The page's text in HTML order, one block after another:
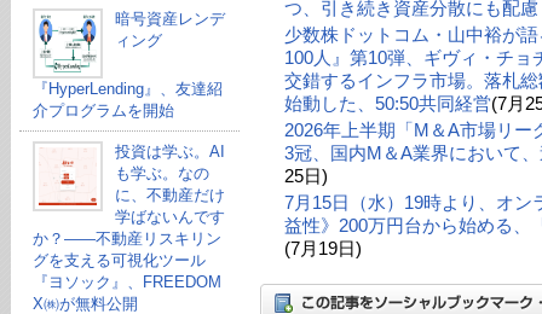
暗号資産レンデ
ィング
『HyperLending』、友達紹
介プログラムを開始
投資は学ぶ。AI
も学ぶ。なの
に、不動産だけ
学ばないんです
か？——不動産リスキリン
グを支える可視化ツール
『ヨソック』、FREEDOM
X㈱が無料公開
つ、引き続き資産分散にも配
少数株ドットコム・山中裕が
100人』第10弾、ギヴィ・チ
交錯するインフラ市場。落札
始動した、50:50共同経営(7月
2026年上半期「M＆A市場リー
3冠、国内M＆A業界において
25日)
7月15日（水）19時より、オン
益性》200万円台から始める、
(7月19日)